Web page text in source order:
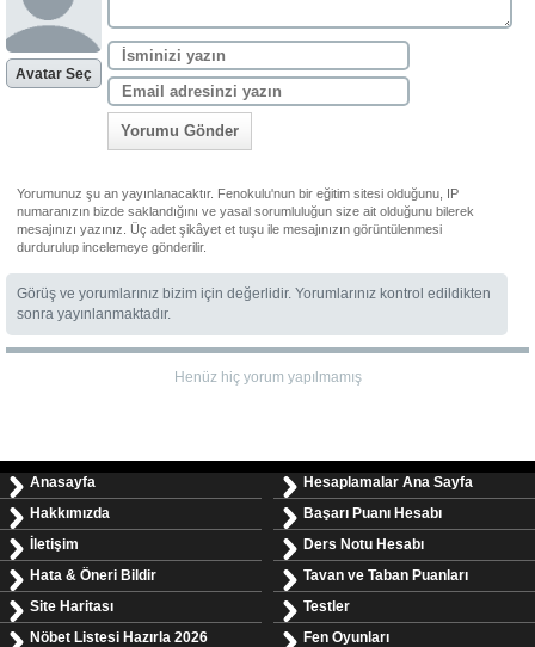
Avatar Seç
Yorumu Gönder
Yorumunuz şu an yayınlanacaktır. Fenokulu'nun bir eğitim sitesi olduğunu, IP
numaranızın bizde saklandığını ve yasal sorumluluğun size ait olduğunu bilerek
mesajınızı yazınız. Üç adet şikâyet et tuşu ile mesajınızın görüntülenmesi
durdurulup incelemeye gönderilir.
Görüş ve yorumlarınız bizim için değerlidir. Yorumlarınız kontrol edildikten
sonra yayınlanmaktadır.
Henüz hiç yorum yapılmamış
Anasayfa
Hakkımızda
İletişim
Hata & Öneri Bildir
Site Haritası
Nöbet Listesi Hazırla 2026
Hesaplamalar Ana Sayfa
Başarı Puanı Hesabı
Ders Notu Hesabı
Tavan ve Taban Puanları
Testler
Fen Oyunları